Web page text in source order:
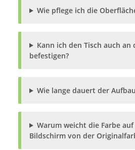
Wie pflege ich die
Kann ich den Tisch auch an
befestigen?
Wie lange dauert der
Warum weicht die Farbe
Bildschirm von der